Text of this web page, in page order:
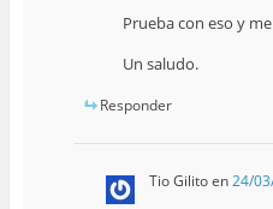
Prueba con eso y
Un saludo.
Responder
Tio Gilitoen24/